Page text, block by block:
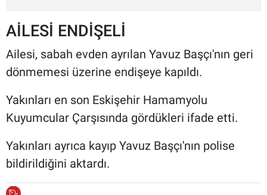
AİLESİ ENDİŞELİ
Ailesi, sabah evden ayrılan Yavuz Başçı'nın geri
dönmemesi üzerine endişeye kapıldı.
Yakınları en son Eskişehir Hamamyolu
Kuyumcular Çarşısında gördükleri ifade etti.
Yakınları ayrıca kayıp Yavuz Başçı'nın polise
bildirildiğini aktardı.